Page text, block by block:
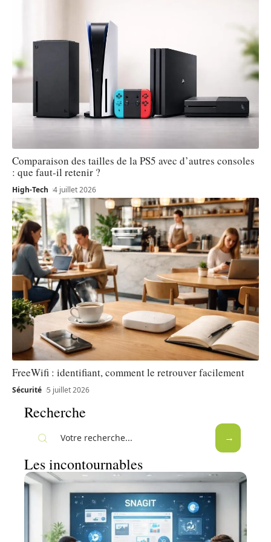
Comparaison des tailles de la PS5 avec d’autres consoles
: que faut-il retenir ?
High-Tech 4 juillet 2026
FreeWifi : identifiant, comment le retrouver facilement
Sécurité 5 juillet 2026
Recherche
Les incontournables